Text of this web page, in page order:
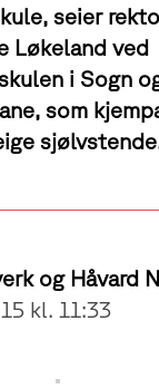
seier
Løkeland ved
i Sogn
som
og Håvard
kl. 11:33